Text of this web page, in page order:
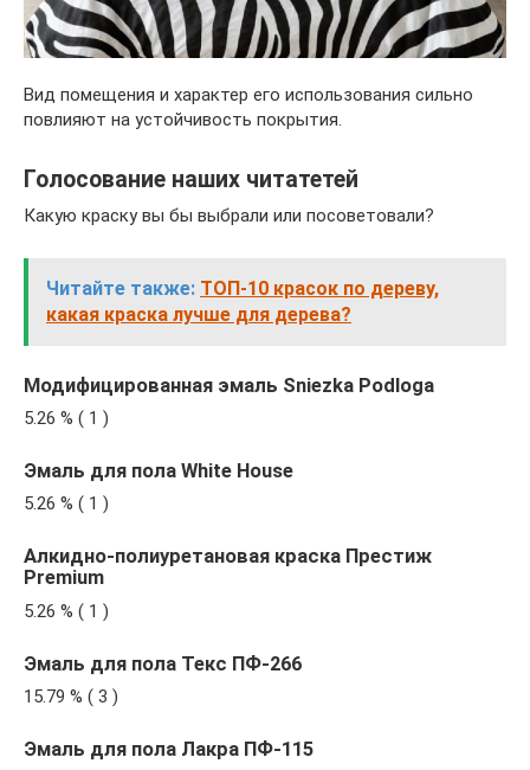
Вид помещения и характер его использования сильно
повлияют на устойчивость покрытия.
Голосование наших читатетей
Какую краску вы бы выбрали или посоветовали?
Читайте также: ТОП-10 красок по дереву,
какая краска лучше для дерева?
Модифицированная эмаль Sniezka Podloga
5.26 % ( 1 )
Эмаль для пола White House
5.26 % ( 1 )
Алкидно-полиуретановая краска Престиж
Premium
5.26 % ( 1 )
Эмаль для пола Текс ПФ-266
15.79 % ( 3 )
Эмаль для пола Лакра ПФ-115